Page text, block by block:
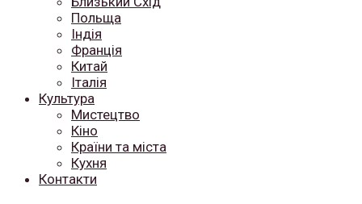
Польща
Індія
Франція
Китай
Італія
Культура
Мистецтво
Кіно
Країни та міста
Кухня
Контакти